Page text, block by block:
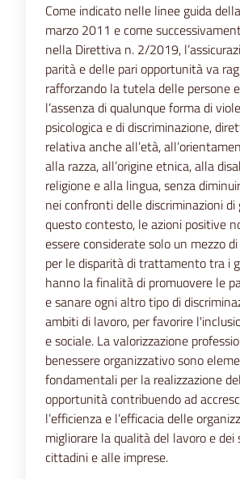
Come indicato nelle linee guida
marzo 2011 e come
nella Direttiva n. 2/2019,
parità e delle pari opportunità va
rafforzando la tutela delle persone
l’assenza di qualunque forma di
psicologica e di discriminazione,
relativa anche all’età,
alla razza, all’origine etnica, alla
religione e alla lingua, senza
nei confronti delle discriminazioni di
questo contesto, le azioni positive
essere considerate solo un mezzo
per le disparità di trattamento tra i
hanno la finalità di promuovere le
e sanare ogni altro tipo di
ambiti di lavoro, per favorire
e sociale. La valorizzazione
benessere organizzativo sono
fondamentali per la realizzazione
opportunità contribuendo ad
l’efficienza e l’efficacia delle
migliorare la qualità del lavoro e dei
cittadini e alle imprese.